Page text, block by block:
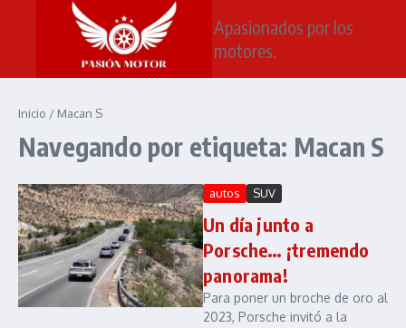
Saltar al contenido
Apasionados por los
motores.
Inicio / Macan S
Navegando por etiqueta: Macan S
autos SUV
Un día junto a
Porsche… ¡tremendo
panorama!
Para poner un broche de oro al
2023, Porsche invitó a la